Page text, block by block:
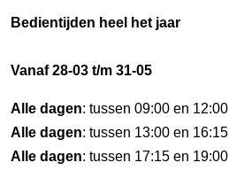
Bedientijden heel het jaar
Vanaf 28-03 t/m 31-05
Alle dagen: tussen 09:00 en 12:00
Alle dagen: tussen 13:00 en 16:15
Alle dagen: tussen 17:15 en 19:00